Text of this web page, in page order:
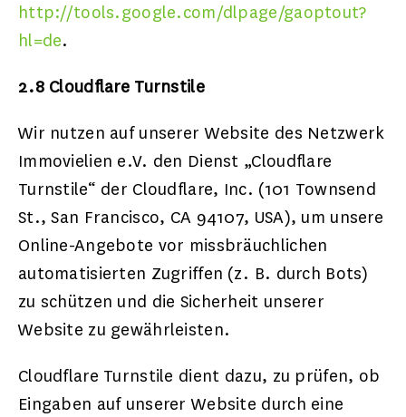
http://tools.google.com/dlpage/gaoptout?
hl=de.
2.8 Cloudflare Turnstile
Wir nutzen auf unserer Website des Netzwerk
Immovielien e.V. den Dienst „Cloudflare
Turnstile“ der Cloudflare, Inc. (101 Townsend
St., San Francisco, CA 94107, USA), um unsere
Online-Angebote vor missbräuchlichen
automatisierten Zugriffen (z. B. durch Bots)
zu schützen und die Sicherheit unserer
Website zu gewährleisten.
Cloudflare Turnstile dient dazu, zu prüfen, ob
Eingaben auf unserer Website durch eine